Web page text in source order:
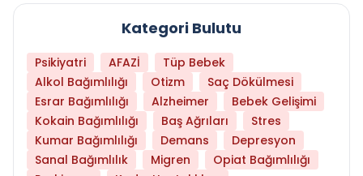
Kategori Bulutu
Psikiyatri AFAZİ
Tüp Bebek
Alkol Bağımlılığı
Otizm
Saç Dökülmesi
Esrar Bağımlılığı
Alzheimer
Bebek Gelişimi
Kokain Bağımlılığı
Baş Ağrıları
Stres
Kumar Bağımlılığı
Demans
Depresyon
Sanal Bağımlılık
Migren
Opiat Bağımlılığı